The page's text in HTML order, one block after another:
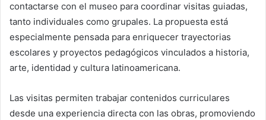
contactarse con el museo para coordinar visitas guiadas,
tanto individuales como grupales. La propuesta está
especialmente pensada para enriquecer trayectorias
escolares y proyectos pedagógicos vinculados a historia,
arte, identidad y cultura latinoamericana.
Las visitas permiten trabajar contenidos curriculares
desde una experiencia directa con las obras, promoviendo